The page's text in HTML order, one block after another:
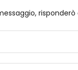
risponderò